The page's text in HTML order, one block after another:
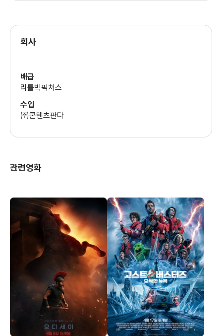
생각으로 교직원에게 성을 내기도 하고 삶이 힘겹다. 게다가 남편
드류(론 리빙스턴)는 철부지라 41세여도 집안일에 대한
퇴근해서는 게임이나 해대는 한심스런 인간이다.
마를로의 오빠 크레이그(마크 듀플라스)는 상류층에 진입한
사람으로
벤츠의 G 바겐을 산 사람이자 마를로가 자식과 남편으로부터 받는
여동생을
생각할지에
대해 이미 알았다는 듯 여동생을 설득한다.
마를로와 크레이그의 저녁 만찬 이후 작품은 심지어 드류를
출장보내
마를로가 혼자 세 아이의 양육을 책임지는 고난을 반복적이고
무덤덤하게
보여주며 그 고통을 여과 없이 드러낸다. 출산 이후 드류가 다니는
직장에
회사
배급
리틀빅픽처스
수입
㈜콘텐츠판다
관련영화